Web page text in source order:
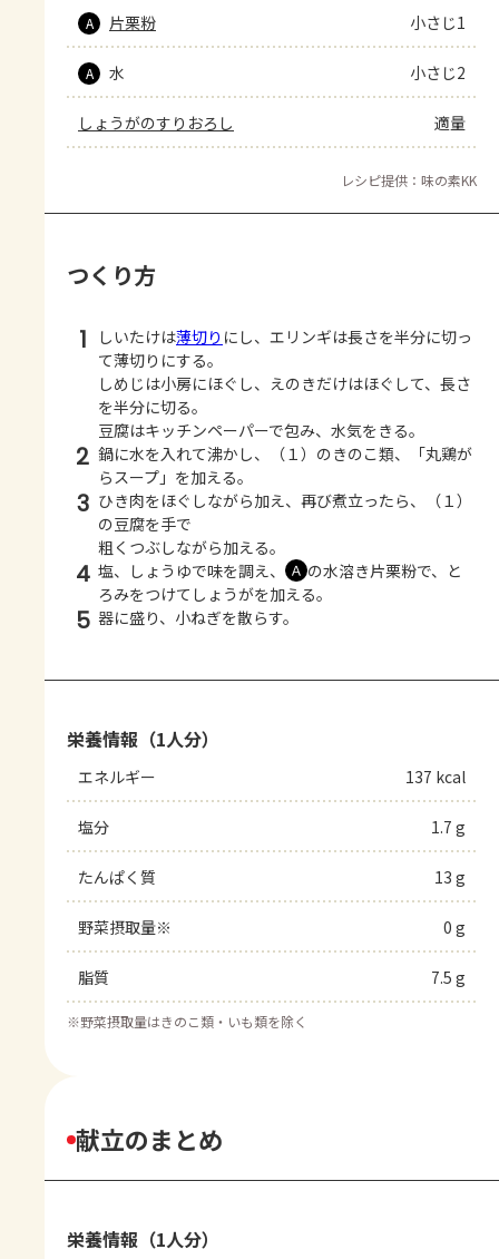
A 片栗粉 小さじ1
A 水 小さじ2
しょうがのすりおろし 適量
レシピ提供：味の素KK
つくり方
1 しいたけは薄切り にし、エリンギは長さを半分に切っ
て薄切りにする。
しめじは小房にほぐし、えのきだけはほぐして、長さ
を半分に切る。
豆腐はキッチンペーパーで包み、水気をきる。
2 鍋に水を入れて沸かし、（１）のきのこ類、「丸鶏が
らスープ」を加える。
3 ひき肉をほぐしながら加え、再び煮立ったら、（１）
の豆腐を手で
粗くつぶしながら加える。
4 塩、しょうゆで味を調え、 Ａ の水溶き片栗粉で、と
ろみをつけてしょうがを加える。
5 器に盛り、小ねぎを散らす。
栄養情報（1人分）
エネルギー 137 kcal
塩分 1.7 g
たんぱく質 13 g
野菜摂取量※ 0 g
脂質 7.5 g
※野菜摂取量はきのこ類・いも類を除く
献立のまとめ
栄養情報（1人分）